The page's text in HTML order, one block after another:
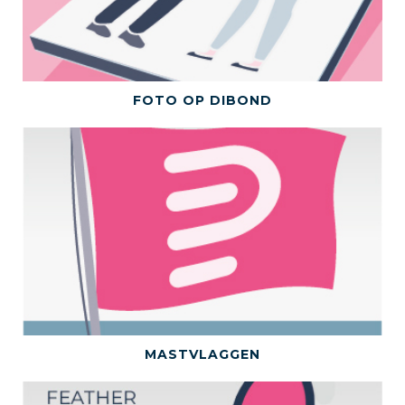
BEKIJK DIT PRODUCT
FOTO OP DIBOND
BEKIJK DIT PRODUCT
MASTVLAGGEN